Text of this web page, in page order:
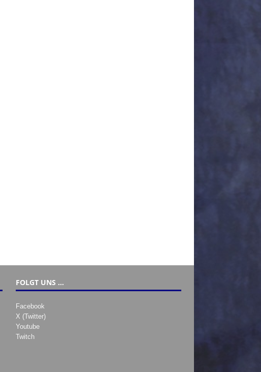
FOLGT UNS …
Facebook
X (Twitter)
Youtube
Twitch